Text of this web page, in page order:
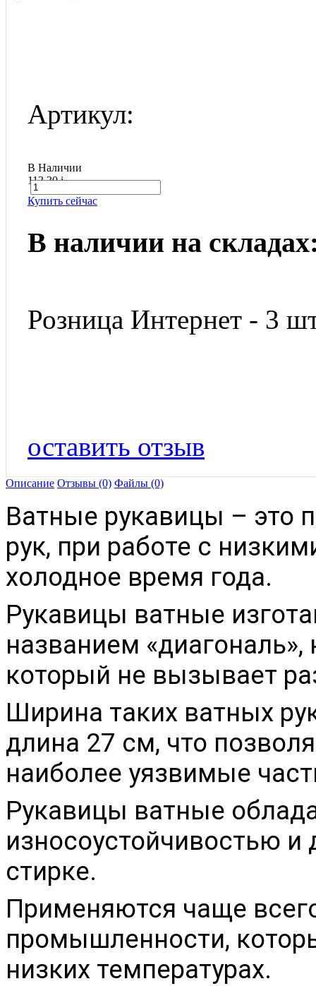
Артикул:
В Наличии
113.30i
Купить сейчас
В наличии на
Розница Интернет - 3
оставить отзыв
Описание Отзывы (0) Файлы (0)
Ватные рукавицы – это
рук, при работе с
холодное время года.
Рукавицы ватные
названием
который не вызывает
Ширина таких ватных
длина 27 см, что
наиболее уязвимые
Рукавицы ватные
износоустойчивостью
стирке.
Применяются чаще
промышленности,
низких температурах.